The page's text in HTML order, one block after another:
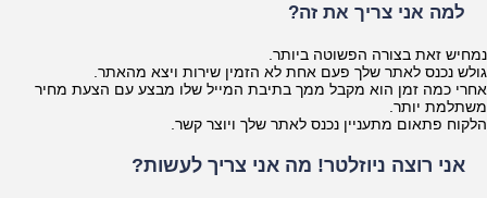
למה אני צריך את זה?
נמחיש זאת בצורה הפשוטה ביותר.
גולש נכנס לאתר שלך פעם אחת לא הזמין שירות ויצא מהאתר.
אחרי כמה זמן הוא מקבל ממך בתיבת המייל שלו מבצע עם הצעת מחיר
משתלמת יותר.
הלקוח פתאום מתעניין נכנס לאתר שלך ויוצר קשר.
אני רוצה ניוזלטר! מה אני צריך לעשות?